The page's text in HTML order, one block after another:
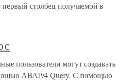
первый столбец получаемой в
пользователи могут создавать
АВАР/4 Query. С помощью